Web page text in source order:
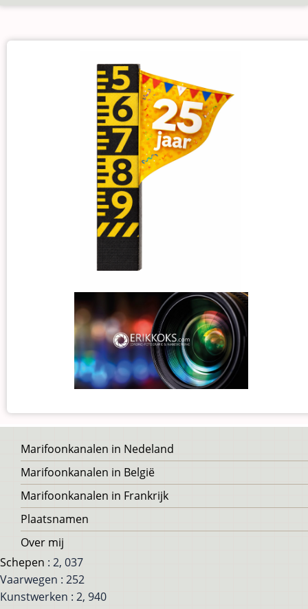
Voet
Marifoonkanalen in Nedeland
Marifoonkanalen in België
Marifoonkanalen in Frankrijk
Plaatsnamen
Over mij
Schepen : 2, 037
Vaarwegen : 252
Kunstwerken : 2, 940